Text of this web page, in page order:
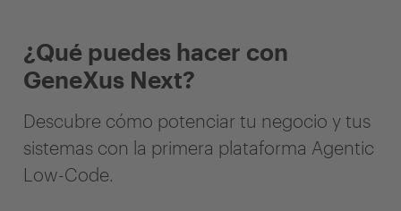
¿Qué puedes hacer con
GeneXus Next?
Descubre cómo potenciar tu negocio y tus
sistemas con la primera plataforma Agentic
Low-Code.